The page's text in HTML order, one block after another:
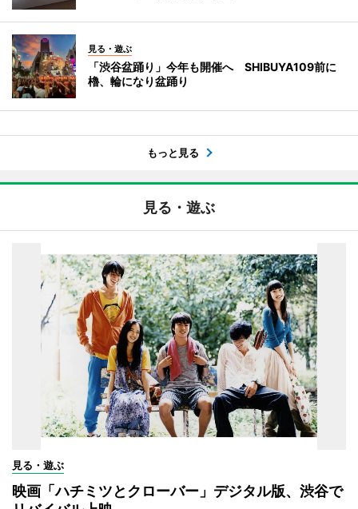
見る・遊ぶ
「渋谷盆踊り」今年も開催へ SHIBUYA109前に
櫓、輪になり盆踊り
もっと見る
見る・遊ぶ
見る・遊ぶ
映画「ハチミツとクローバー」デジタル版、渋谷で